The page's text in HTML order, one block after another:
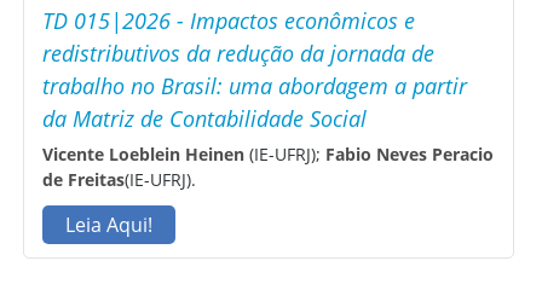
TD 015|2026 - Impactos econômicos e
redistributivos da redução da jornada de
trabalho no Brasil: uma abordagem a partir
da Matriz de Contabilidade Social
Vicente Loeblein Heinen(IE-UFRJ); Fabio Neves Peracio
de Freitas(IE-UFRJ).
Leia Aqui!